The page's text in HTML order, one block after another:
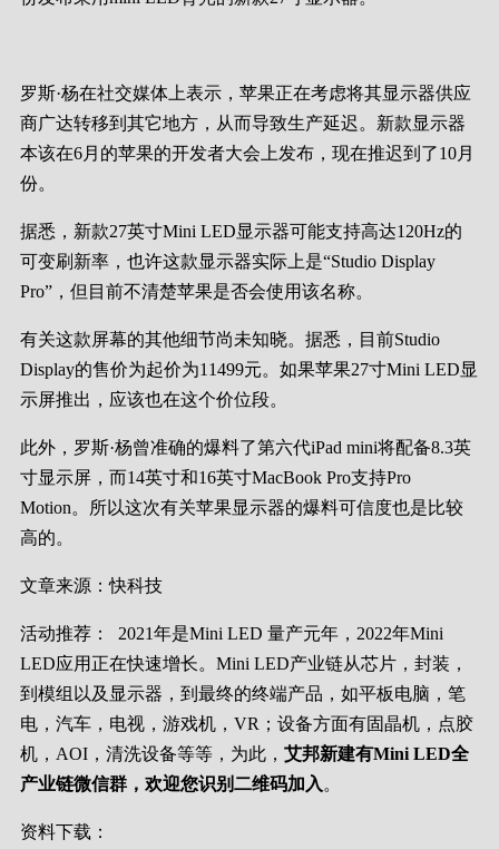
罗斯·杨在社交媒体上表示， 苹果正在考虑将其显示器供应
商广达转移到其它地方，从而导致生产延迟。新款显示器
本该在6月的苹果的开发者大会上发布，现在推迟到了10月
份。
据悉，新款27英寸Mini LED显示器可能支持高达120Hz的
可变刷新率 ，也许这款显示器实际上是“Studio Display
Pro”，但目前不清楚苹果是否会使用该名称。
有关这款屏幕的其他细节尚未知晓。 据悉，目前Studio
Display的售价为起价为11499元。如果苹果27寸Mini LED显
示屏推出，应该也在这个价位段。
此外，罗斯·杨曾准确的爆料了第六代iPad mini将配备8.3英
寸显示屏，而14英寸和16英寸MacBook Pro支持Pro
Motion。所以这次有关苹果显示器的爆料可信度也是比较
高的。
文章来源：快科技
活动推荐：
2021年是Mini LED 量产元年，2022年Mini
LED应用正在快速增长。Mini LED产业链从芯片，封装，
到模组以及显示器，到最终的终端产品，如平板电脑，笔
电，汽车，电视，游戏机，VR；设备方面有固晶机，点胶
机，AOI，清洗设备等等，为此， 艾邦新建有Mini LED全
产业链微信群，欢迎您识别二维码加入 。
资料下载：